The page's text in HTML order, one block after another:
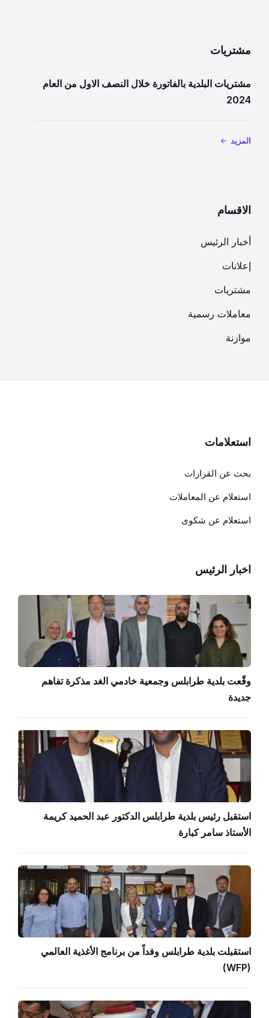
مشتريات
مشتريات البلدية بالفاتورة خلال النصف الاول من العام
2024
المزيد
الاقسام
أخبار الرئيس
إعلانات
مشتريات
معاملات رسمية
موازنة
استعلامات
بحث عن القرارات
استعلام عن المعاملات
استعلام عن شكوى
اخبار الرئيس
وقّعت بلدية طرابلس وجمعية خادمي الغد مذكرة تفاهم
جديدة
استقبل رئيس بلدية طرابلس الدكتور عبد الحميد كريمة
الأستاذ سامر كبارة
استقبلت بلدية طرابلس وفداً من برنامج الأغذية العالمي
(WFP)